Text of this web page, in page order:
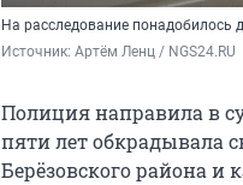
На расследование понадобилось
Источник: Артём Ленц / NGS24.RU
Полиция направила в
пяти лет обкрадывала
Берёзовского района